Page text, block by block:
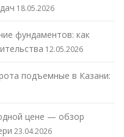
18.05.2026
фундаментов: как
12.05.2026
подъемные в Казани:
цене — обзор
23.04.2026